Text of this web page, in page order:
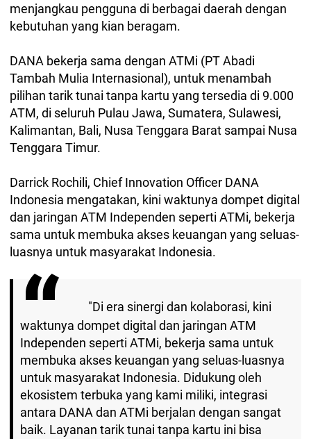
menjangkau pengguna di berbagai daerah dengan
kebutuhan yang kian beragam.
DANA bekerja sama dengan ATMi (PT Abadi
Tambah Mulia Internasional), untuk menambah
pilihan tarik tunai tanpa kartu yang tersedia di 9.000
ATM, di seluruh Pulau Jawa, Sumatera, Sulawesi,
Kalimantan, Bali, Nusa Tenggara Barat sampai Nusa
Tenggara Timur.
Darrick Rochili, Chief Innovation Officer DANA
Indonesia mengatakan, kini waktunya dompet digital
dan jaringan ATM Independen seperti ATMi, bekerja
sama untuk membuka akses keuangan yang seluas-
luasnya untuk masyarakat Indonesia.
"Di era sinergi dan kolaborasi, kini
waktunya dompet digital dan jaringan ATM
Independen seperti ATMi, bekerja sama untuk
membuka akses keuangan yang seluas-luasnya
untuk masyarakat Indonesia. Didukung oleh
ekosistem terbuka yang kami miliki, integrasi
antara DANA dan ATMi berjalan dengan sangat
baik. Layanan tarik tunai tanpa kartu ini bisa